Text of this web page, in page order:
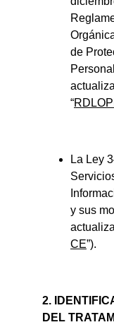
de
“
La Ley
y sus
CE”).
2.
DEL